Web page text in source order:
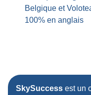
Belgique et
100% en anglais ​
SkySuccess est un